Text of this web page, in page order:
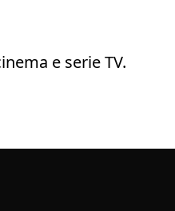
e serie TV.